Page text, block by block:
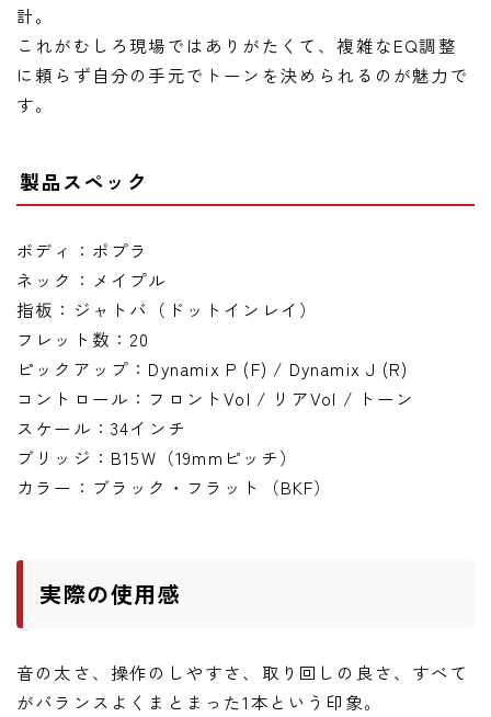
計。
これがむしろ現場ではありがたくて、複雑なEQ調整
に頼らず自分の手元でトーンを決められるのが魅力で
す。
製品スペック
ボディ：ポプラ
ネック：メイプル
指板：ジャトバ（ドットインレイ）
フレット数：20
ピックアップ：Dynamix P (F) / Dynamix J (R)
コントロール：フロントVol / リアVol / トーン
スケール：34インチ
ブリッジ：B15W（19mmピッチ）
カラー：ブラック・フラット（BKF）
実際の使用感
音の太さ、操作のしやすさ、取り回しの良さ、すべて
がバランスよくまとまった1本という印象。